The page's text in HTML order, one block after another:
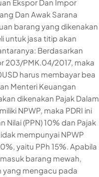
Ekspor Dan Impor
Dan Awak Sarana
barang yang dikenakan
untuk jasa titip akan
Berdasarkan
203/PMK.04/2017, maka
harus membayar bea
Menteri Keuangan
dikenakan Pajak Dalam
NPWP, maka PDRI ini
Nilai (PPN) 10% dan Pajak
mempunyai NPWP
yaitu PPh 15%. Apabila
barang mewah,
yang mengacu pada